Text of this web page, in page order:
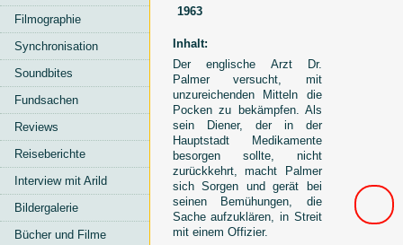
Filmographie
Synchronisation
Soundbites
Fundsachen
Reviews
Reiseberichte
Interview mit Arild
Bildergalerie
Bücher und Filme
1963
Inhalt:
Der englische Arzt Dr.
Palmer versucht, mit
unzureichenden Mitteln die
Pocken zu bekämpfen. Als
sein Diener, der in der
Hauptstadt Medikamente
besorgen sollte, nicht
zurückkehrt, macht Palmer
sich Sorgen und gerät bei
seinen Bemühungen, die
Sache aufzuklären, in Streit
mit einem Offizier.